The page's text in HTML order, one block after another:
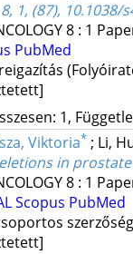
1, (87), 10.1038/
8: 1
PubMed
1,
Viktoria* ; Li,
in
8: 1
Scopus PubMed